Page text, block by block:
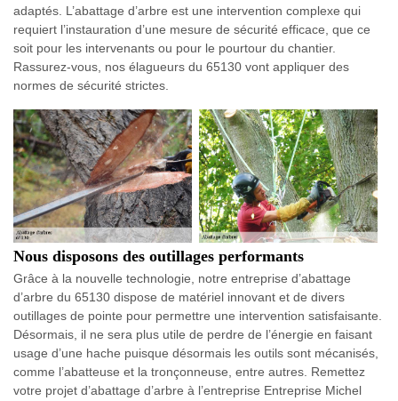
adaptés. L’abattage d’arbre est une intervention complexe qui
requiert l’instauration d’une mesure de sécurité efficace, que ce
soit pour les intervenants ou pour le pourtour du chantier.
Rassurez-vous, nos élagueurs du 65130 vont appliquer des
normes de sécurité strictes.
Nous disposons des outillages performants
Grâce à la nouvelle technologie, notre entreprise d’abattage
d’arbre du 65130 dispose de matériel innovant et de divers
outillages de pointe pour permettre une intervention satisfaisante.
Désormais, il ne sera plus utile de perdre de l’énergie en faisant
usage d’une hache puisque désormais les outils sont mécanisés,
comme l’abatteuse et la tronçonneuse, entre autres. Remettez
votre projet d’abattage d’arbre à l’entreprise Entreprise Michel